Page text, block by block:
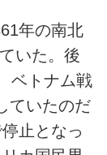
年の南北
いた。後
ベトナム戦
ていたのだ
止となっ